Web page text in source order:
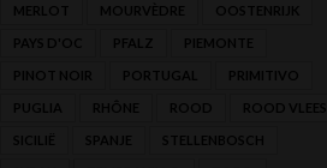
MERLOT MOURVÈDRE OOSTENRIJK
PAYS D'OC PFALZ PIEMONTE
PINOT NOIR PORTUGAL PRIMITIVO
PUGLIA RHÔNE ROOD ROOD VLEES
SICILIË SPANJE STELLENBOSCH